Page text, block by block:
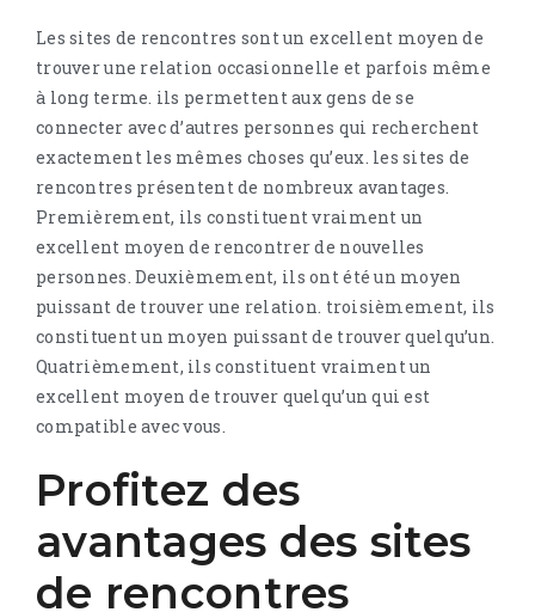
Les sites de rencontres sont un excellent moyen de
trouver une relation occasionnelle et parfois même
à long terme. ils permettent aux gens de se
connecter avec d’autres personnes qui recherchent
exactement les mêmes choses qu’eux. les sites de
rencontres présentent de nombreux avantages.
Premièrement, ils constituent vraiment un
excellent moyen de rencontrer de nouvelles
personnes. Deuxièmement, ils ont été un moyen
puissant de trouver une relation. troisièmement, ils
constituent un moyen puissant de trouver quelqu’un.
Quatrièmement, ils constituent vraiment un
excellent moyen de trouver quelqu’un qui est
compatible avec vous.
Profitez des
avantages des sites
de rencontres